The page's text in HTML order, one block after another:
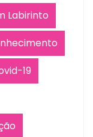
Labirinto
19